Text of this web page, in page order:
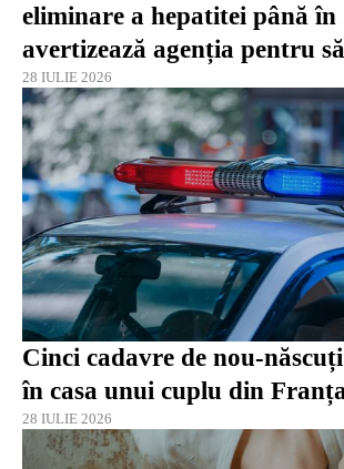
eliminare a hepatitei până în
avertizează agenția pentru
28 IULIE 2026
Cinci cadavre de nou-
în casa unui cuplu din
28 IULIE 2026